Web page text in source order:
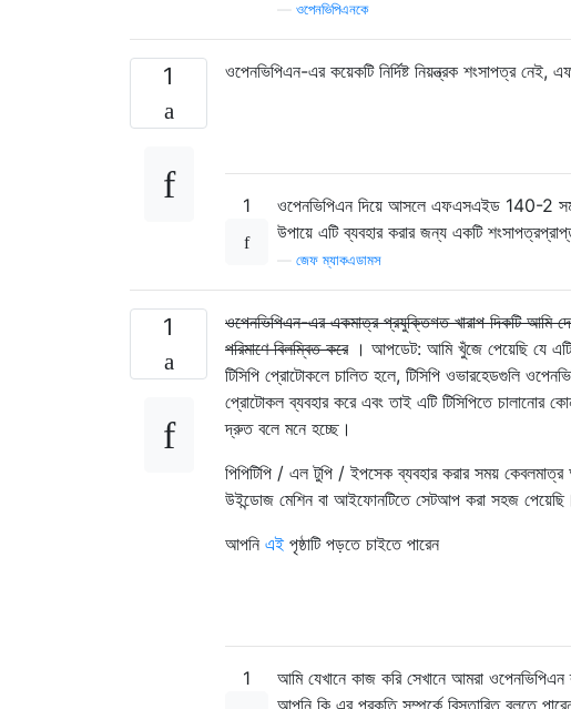
ওপেনভিপিএনকে
1 ওপেনভিপিএন-এর কয়েকটি নির্দিষ্ট নিয়ন্ত্রক শংসাপত্র
1
ওপেনভিপিএন দিয়ে আসলে এফএসএইড 140-2
উপায়ে এটি ব্যবহার করার জন্য একটি
জেফ ম্যাকএডামস
1
ওপেনভিপিএন-এর একমাত্র প্রযুক্তিগত খারাপ দিকটি আমি
পরিমাণে বিলম্বিত করে। আপডেট: আমি খুঁজে পেয়েছি যে এটি
টিসিপি প্রোটোকলে চালিত হলে, টিসিপি ওভারহেডগুলি
প্রোটোকল ব্যবহার করে এবং তাই এটি টিসিপিতে চালানোর
দ্রুত বলে মনে হচ্ছে।
পিপিটিপি / এল টুপি / ইপসেক ব্যবহার করার সময়
উইন্ডোজ মেশিন বা আইফোনটিতে সেটআপ করা সহজ
আপনি এই পৃষ্ঠাটি পড়তে চাইতে পারেন
1
আমি যেখানে কাজ করি সেখানে আমরা ওপেনভিপিএন
আপনি কি এর প্রকৃতি সম্পর্কে বিস্তারিত বলতে